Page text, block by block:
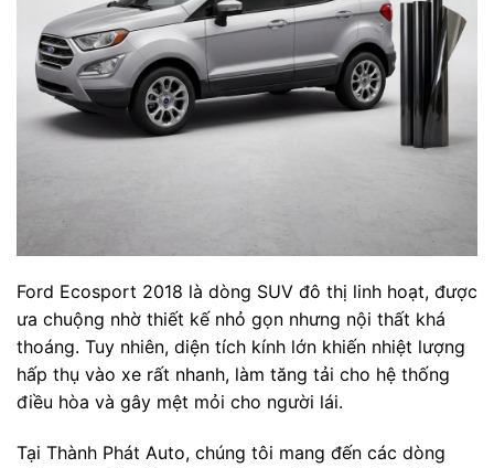
Ford Ecosport 2018 là dòng SUV đô thị linh hoạt, được
ưa chuộng nhờ thiết kế nhỏ gọn nhưng nội thất khá
thoáng. Tuy nhiên, diện tích kính lớn khiến nhiệt lượng
hấp thụ vào xe rất nhanh, làm tăng tải cho hệ thống
điều hòa và gây mệt mỏi cho người lái.
Tại Thành Phát Auto, chúng tôi mang đến các dòng